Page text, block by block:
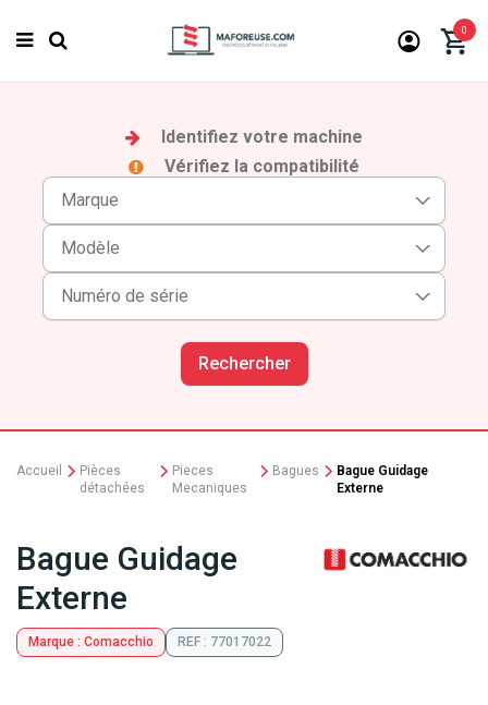
0
Identifiez votre machine
Vérifiez la compatibilité
Rechercher
Accueil
Pièces
détachées
Pieces
Mecaniques
Bagues
Bague Guidage
Externe
Bague Guidage
Externe
Marque : Comacchio REF : 77017022